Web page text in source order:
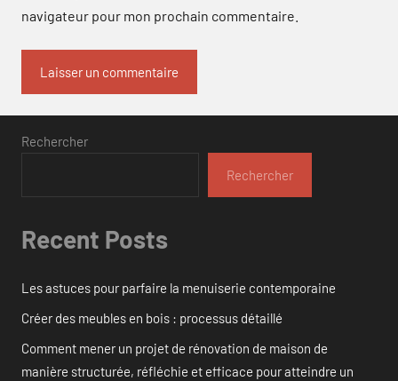
navigateur pour mon prochain commentaire.
Rechercher
Rechercher
Recent Posts
Les astuces pour parfaire la menuiserie contemporaine
Créer des meubles en bois : processus détaillé
Comment mener un projet de rénovation de maison de
manière structurée, réfléchie et efficace pour atteindre un